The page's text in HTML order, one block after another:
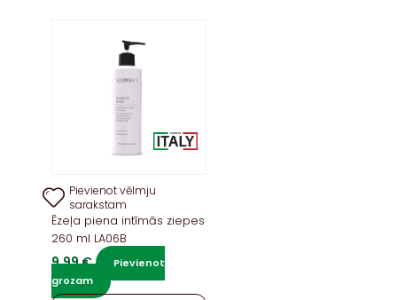
Pievienot vēlmju
sarakstam
Ēzeļa piena intīmās ziepes
260 ml LA06B
9,99€
Pievienot
grozam